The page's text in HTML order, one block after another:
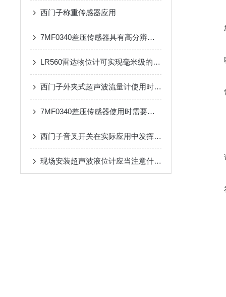
西门子称重传感器应用
7MF0340差压传感器具有高分辨率和快速响应时间的特点
LR560雷达物位计可实现毫米级的物位测量
西门子外夹式超声波流量计使用时需注意哪几点？
7MF0340差压传感器使用时需要注意的事项
西门子音叉开关在实际应用中发挥哪些作用？
现场安装超声波液位计应当注意什么？